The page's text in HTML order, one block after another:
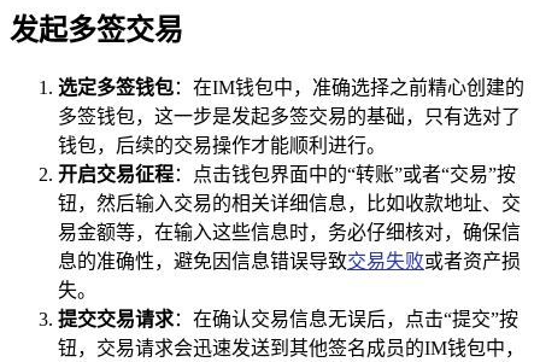
发起多签交易
选定多签钱包：在IM钱包中，准确选择之前精心创建的
多签钱包，这一步是发起多签交易的基础，只有选对了
钱包，后续的交易操作才能顺利进行。
开启交易征程：点击钱包界面中的“转账”或者“交易”按
钮，然后输入交易的相关详细信息，比如收款地址、交
易金额等，在输入这些信息时，务必仔细核对，确保信
息的准确性，避免因信息错误导致交易失败或者资产损
失。
提交交易请求：在确认交易信息无误后，点击“提交”按
钮，交易请求会迅速发送到其他签名成员的IM钱包中，